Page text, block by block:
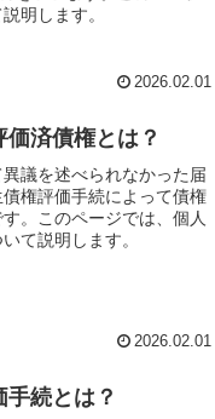
明します。
2026.02.01
済債権とは？
議を述べられなかった届
権評価手続によって債権
。このページでは、個人
て説明します。
2026.02.01
続とは？